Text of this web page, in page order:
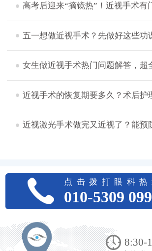
五一想做近视手术？先做好这些功
女生做近视手术热门问题解答，超
点击拨打眼科热
010-5309
8:30-